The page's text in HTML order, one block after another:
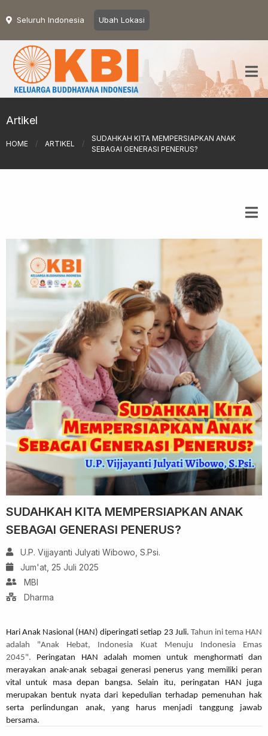
Seluruh Indonesia Ubah Lokasi
Artikel
HOME / ARTIKEL /
SUDAHKAH KITA MEMPERSIAPKAN ANAK
SEBAGAI GENERASI PENERUS?
SUDAHKAH KITA MEMPERSIAPKAN ANAK
SEBAGAI GENERASI PENERUS?
U.P. Vijjayanti Julyati Wibowo, S.Psi.
Jum'at, 25 Juli 2025
MBI
Dharma
Hari Anak Nasional (HAN) diperingati setiap 23 Juli. Tahun ini tema HAN
adalah "Anak Hebat, Indonesia Kuat Menuju Indonesia Emas
2045". Peringatan HAN adalah momen untuk menghormati dan
merayakan anak-anak sebagai generasi penerus yang memiliki peran
vital untuk masa depan bangsa. Selain itu, peringatan HAN juga
merupakan bentuk nyata dari kepedulian terhadap pemenuhan hak
serta perlindungan anak, yang harus menjadi tanggung jawab
bersama.